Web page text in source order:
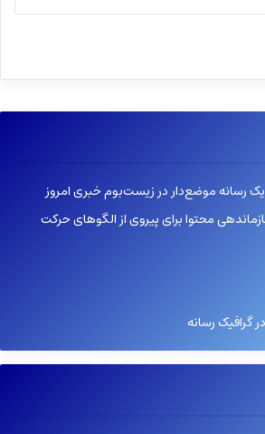
رسانه موضع‌دار در زیست‌بوم خبری امروز
محتوا برای پیروی از الگوهای حرکت
گرافیک رسانه